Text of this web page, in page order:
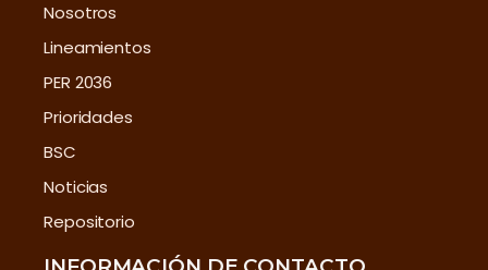
Nosotros
Lineamientos
PER 2036
Prioridades
BSC
Noticias
Repositorio